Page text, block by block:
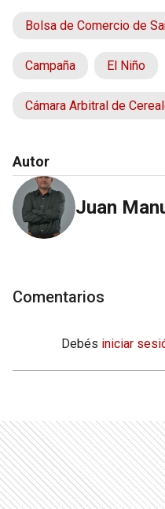
Bolsa de Comercio de
Campaña El Niño
Cámara Arbitral de
Autor
Juan
Comentarios
Debés iniciar